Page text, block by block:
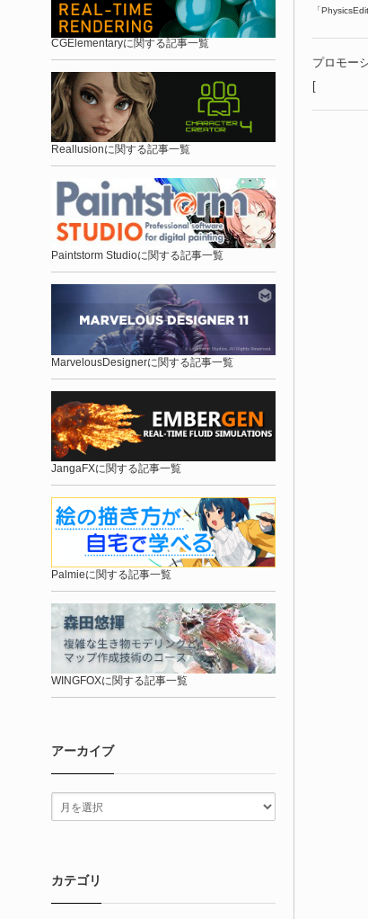
「
プロモー
[
CGElementaryに関する記事一覧
Reallusionに関する記事一覧
Paintstorm Studioに関する記事一覧
MarvelousDesignerに関する記事一覧
JangaFXに関する記事一覧
Palmieに関する記事一覧
WINGFOXに関する記事一覧
アーカイブ
カテゴリ